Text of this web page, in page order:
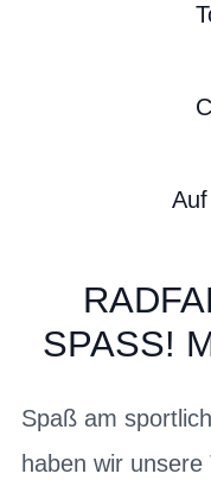
SPASS!
Spaß am
haben wir